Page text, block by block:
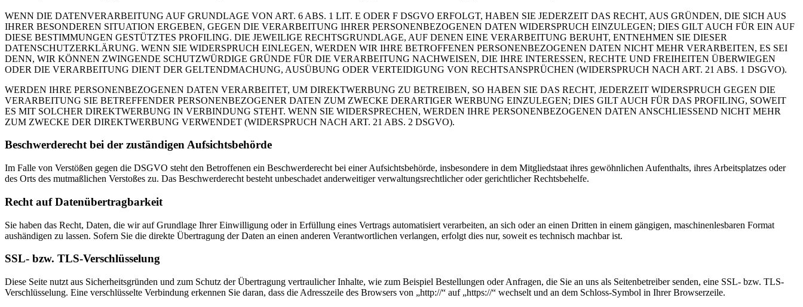
WENN DIE DATENVERARBEITUNG AUF GRUNDLAGE VON ART. 6 ABS. 1 LIT. E ODER F DSGVO ERFOLGT, HABEN SIE JEDERZEIT DAS RECHT, AUS GRÜNDEN, DIE SICH AUS
IHRER BESONDEREN SITUATION ERGEBEN, GEGEN DIE VERARBEITUNG IHRER PERSONENBEZOGENEN DATEN WIDERSPRUCH EINZULEGEN; DIES GILT AUCH FÜR EIN AUF
DIESE BESTIMMUNGEN GESTÜTZTES PROFILING. DIE JEWEILIGE RECHTSGRUNDLAGE, AUF DENEN EINE VERARBEITUNG BERUHT, ENTNEHMEN SIE DIESER
DATENSCHUTZERKLÄRUNG. WENN SIE WIDERSPRUCH EINLEGEN, WERDEN WIR IHRE BETROFFENEN PERSONENBEZOGENEN DATEN NICHT MEHR VERARBEITEN, ES SEI
DENN, WIR KÖNNEN ZWINGENDE SCHUTZWÜRDIGE GRÜNDE FÜR DIE VERARBEITUNG NACHWEISEN, DIE IHRE INTERESSEN, RECHTE UND FREIHEITEN ÜBERWIEGEN
ODER DIE VERARBEITUNG DIENT DER GELTENDMACHUNG, AUSÜBUNG ODER VERTEIDIGUNG VON RECHTSANSPRÜCHEN (WIDERSPRUCH NACH ART. 21 ABS. 1 DSGVO).
WERDEN IHRE PERSONENBEZOGENEN DATEN VERARBEITET, UM DIREKTWERBUNG ZU BETREIBEN, SO HABEN SIE DAS RECHT, JEDERZEIT WIDERSPRUCH GEGEN DIE
VERARBEITUNG SIE BETREFFENDER PERSONENBEZOGENER DATEN ZUM ZWECKE DERARTIGER WERBUNG EINZULEGEN; DIES GILT AUCH FÜR DAS PROFILING, SOWEIT
ES MIT SOLCHER DIREKTWERBUNG IN VERBINDUNG STEHT. WENN SIE WIDERSPRECHEN, WERDEN IHRE PERSONENBEZOGENEN DATEN ANSCHLIESSEND NICHT MEHR
ZUM ZWECKE DER DIREKTWERBUNG VERWENDET (WIDERSPRUCH NACH ART. 21 ABS. 2 DSGVO).
Beschwerderecht bei der zuständigen Aufsichtsbehörde
Im Falle von Verstößen gegen die DSGVO steht den Betroffenen ein Beschwerderecht bei einer Aufsichtsbehörde, insbesondere in dem Mitgliedstaat ihres gewöhnlichen Aufenthalts, ihres Arbeitsplatzes oder
des Orts des mutmaßlichen Verstoßes zu. Das Beschwerderecht besteht unbeschadet anderweitiger verwaltungsrechtlicher oder gerichtlicher Rechtsbehelfe.
Recht auf Datenübertragbarkeit
Sie haben das Recht, Daten, die wir auf Grundlage Ihrer Einwilligung oder in Erfüllung eines Vertrags automatisiert verarbeiten, an sich oder an einen Dritten in einem gängigen, maschinenlesbaren Format
aushändigen zu lassen. Sofern Sie die direkte Übertragung der Daten an einen anderen Verantwortlichen verlangen, erfolgt dies nur, soweit es technisch machbar ist.
SSL- bzw. TLS-Verschlüsselung
Diese Seite nutzt aus Sicherheitsgründen und zum Schutz der Übertragung vertraulicher Inhalte, wie zum Beispiel Bestellungen oder Anfragen, die Sie an uns als Seitenbetreiber senden, eine SSL- bzw. TLS-
Verschlüsselung. Eine verschlüsselte Verbindung erkennen Sie daran, dass die Adresszeile des Browsers von „http://“ auf „https://“ wechselt und an dem Schloss-Symbol in Ihrer Browserzeile.